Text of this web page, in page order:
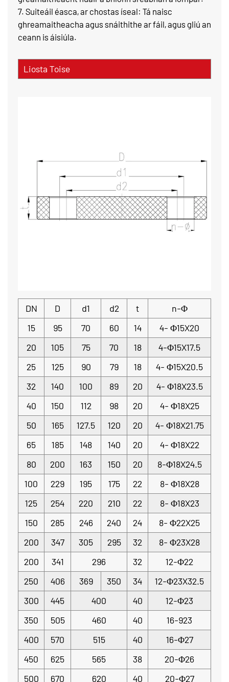
7. Suiteáil éasca, ar chostas íseal: Tá naisc
ghreamaitheacha agus snáithithe ar fáil, agus gliú an
ceann is áisiúla.
Liosta Toise
DN D d1 d2 t
n-Φ
15
95 70 60 14
4- Φ15X20
20
105 75 70 18
4-Φ15X17.5
25
125 90 79 18
4- Φ15X20.5
32
140 100 89 20
4- Φ18X23.5
40
150 112 98 20
4- Φ18X25
50
165 127.5 120 20
4- Φ18X21.75
65
185 148 140 20
4- Φ18X22
80
200 163 150 20
8-Φ18X24.5
100
229 195 175 22
8- Φ18X28
125
254 220 210 22
8- Φ18X23
150
285 246 240 24
8- Φ22X25
200
347 305 295 32
8- Φ23X28
200
341 296 32
12-Φ22
250
406 369 350 34
12-Φ23X32.5
300
445 400 40
12-Φ23
350
505 460 40
16-923
400
570 515 40
16-Φ27
450
625 565 38
20-Φ26
500
670 620 40 20-Φ27